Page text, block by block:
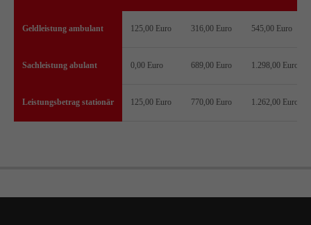
Geldleistung ambulant 125,00 Euro 316,00 Euro 545,00 Euro
Sachleistung abulant 0,00 Euro 689,00 Euro 1.298,00 Euro
Leistungsbetrag stationär 125,00 Euro 770,00 Euro 1.262,00 Euro